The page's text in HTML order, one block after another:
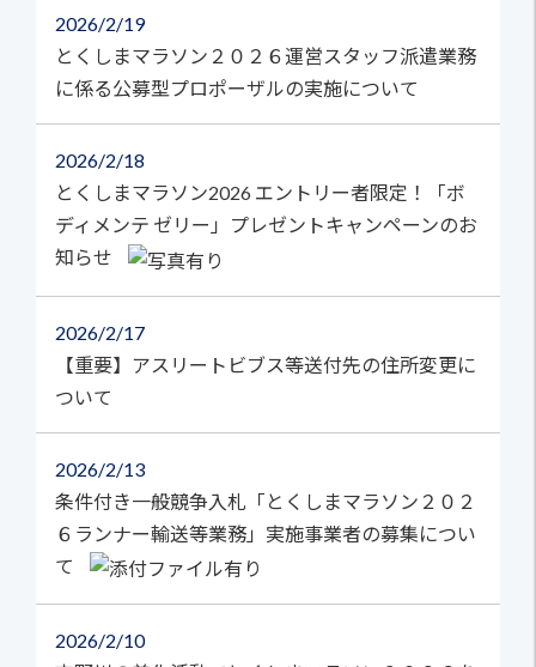
2026 2/19
とくしまマラソン２０２６運営スタッフ派遣業務
に係る公募型プロポーザルの実施について
2026 2/18
とくしまマラソン2026 エントリー者限定！「ボ
ディメンテ ゼリー」プレゼントキャンペーンのお
知らせ
2026 2/17
【重要】アスリートビブス等送付先の住所変更に
ついて
2026 2/13
条件付き一般競争入札「とくしまマラソン２０２
６ランナー輸送等業務」実施事業者の募集につい
て
2026 2/10